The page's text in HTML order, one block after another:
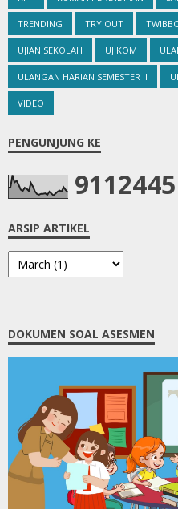
TRENDING TRY OUT
UJIAN SEKOLAH UJIKOM
ULANGAN HARIAN SEMESTER II
VIDEO
PENGUNJUNG KE
9112445
ARSIP ARTIKEL
DOKUMEN SOAL ASESMEN